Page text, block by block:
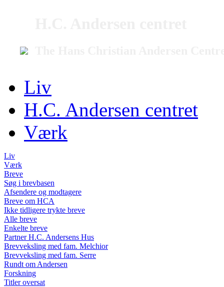
Liv
H.C. Andersen centret
Værk
Liv
Værk
Breve
Søg i brevbasen
Afsendere og modtagere
Breve om HCA
Ikke tidligere trykte breve
Alle breve
Enkelte breve
Partner H.C. Andersens Hus
Brevveksling med fam. Melchior
Brevveksling med fam. Serre
Rundt om Andersen
Forskning
Titler oversat